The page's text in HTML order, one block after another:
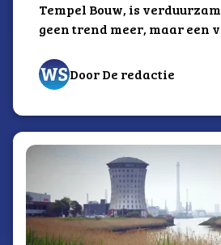
Tempel Bouw, is
geen trend meer, maar een
Door De redactie